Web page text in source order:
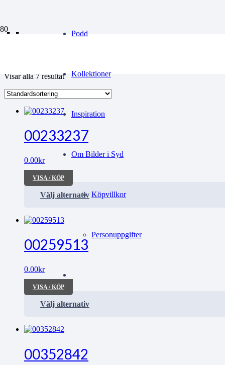
Podd
Kollektioner
Inspiration
Om Bilder i Syd
Köpvillkor
Personuppgifter
II
Visar alla 7 resultat
00233237
0.00kr
VISA / KÖP
Välj alternativ
00259513
0.00kr
VISA / KÖP
Välj alternativ
00352842